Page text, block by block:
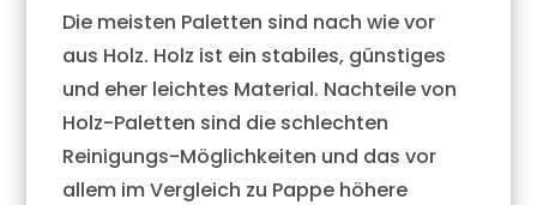
Die meisten Paletten sind nach wie vor
aus Holz. Holz ist ein stabiles, günstiges
und eher leichtes Material. Nachteile von
Holz-Paletten sind die schlechten
Reinigungs-Möglichkeiten und das vor
allem im Vergleich zu Pappe höhere